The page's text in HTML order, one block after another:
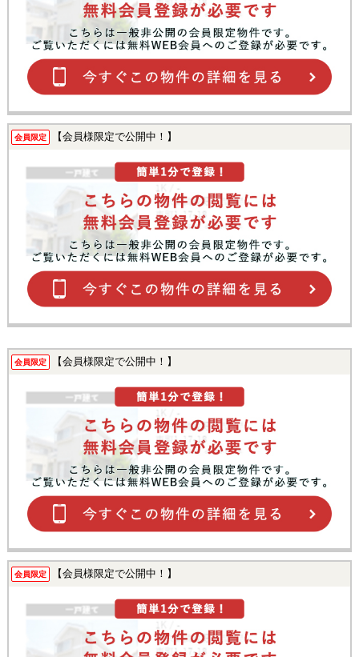
会員限定 【会員様限定で公開中！】
会員限定 【会員様限定で公開中！】
会員限定 【会員様限定で公開中！】